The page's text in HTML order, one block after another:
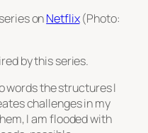
onNetflix(Photo:
by this series.
words the structures I
challenges in my
I am flooded with